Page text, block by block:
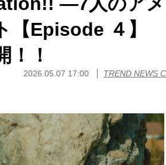
【Episode ４】
！！
2026.05.07 17:00 TREND NEWS